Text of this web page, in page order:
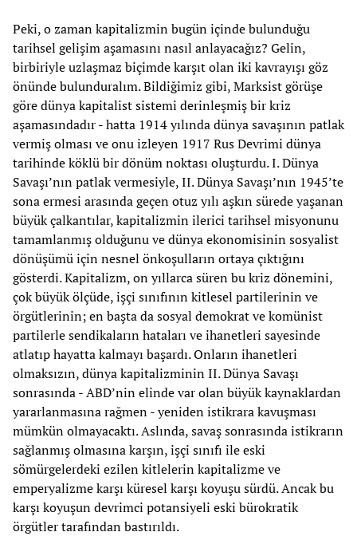
Peki, o zaman kapitalizmin bugün içinde bulunduğu
tarihsel gelişim aşamasını nasıl anlayacağız? Gelin,
birbiriyle uzlaşmaz biçimde karşıt olan iki kavrayışı göz
önünde bulunduralım. Bildiğimiz gibi, Marksist görüşe
göre dünya kapitalist sistemi derinleşmiş bir kriz
aşamasındadır - hatta 1914 yılında dünya savaşının patlak
vermiş olması ve onu izleyen 1917 Rus Devrimi dünya
tarihinde köklü bir dönüm noktası oluşturdu. I. Dünya
Savaşı’nın patlak vermesiyle, II. Dünya Savaşı’nın 1945’te
sona ermesi arasında geçen otuz yılı aşkın sürede yaşanan
büyük çalkantılar, kapitalizmin ilerici tarihsel misyonunu
tamamlanmış olduğunu ve dünya ekonomisinin sosyalist
dönüşümü için nesnel önkoşulların ortaya çıktığını
gösterdi. Kapitalizm, on yıllarca süren bu kriz dönemini,
çok büyük ölçüde, işçi sınıfının kitlesel partilerinin ve
örgütlerinin; en başta da sosyal demokrat ve komünist
partilerle sendikaların hataları ve ihanetleri sayesinde
atlatıp hayatta kalmayı başardı. Onların ihanetleri
olmaksızın, dünya kapitalizminin II. Dünya Savaşı
sonrasında - ABD’nin elinde var olan büyük kaynaklardan
yararlanmasına rağmen - yeniden istikrara kavuşması
mümkün olmayacaktı. Aslında, savaş sonrasında istikrarın
sağlanmış olmasına karşın, işçi sınıfı ile eski
sömürgelerdeki ezilen kitlelerin kapitalizme ve
emperyalizme karşı küresel karşı koyuşu sürdü. Ancak bu
karşı koyuşun devrimci potansiyeli eski bürokratik
örgütler tarafından bastırıldı.